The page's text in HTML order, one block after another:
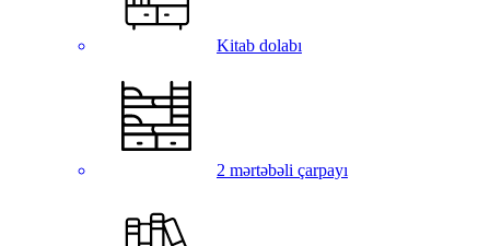
Kitab dolabı
2 mərtəbəli çarpayı